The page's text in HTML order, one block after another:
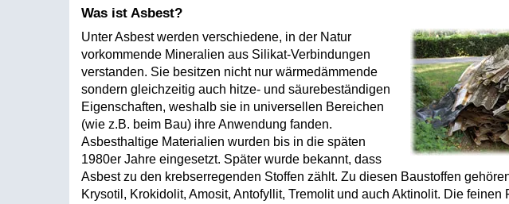
Was ist Asbest?
Unter Asbest werden verschiedene, in der Natur
vorkommende Mineralien aus Silikat-Verbindungen
verstanden. Sie besitzen nicht nur wärmedämmende
sondern gleichzeitig auch hitze- und säurebeständigen
Eigenschaften, weshalb sie in universellen Bereichen
(wie z.B. beim Bau) ihre Anwendung fanden.
Asbesthaltige Materialien wurden bis in die späten
1980er Jahre eingesetzt. Später wurde bekannt, dass
Asbest zu den krebserregenden Stoffen zählt. Zu diesen Baustoffen
Krysotil, Krokidolit, Amosit, Antofyllit, Tremolit und auch Aktinolit. Die feinen